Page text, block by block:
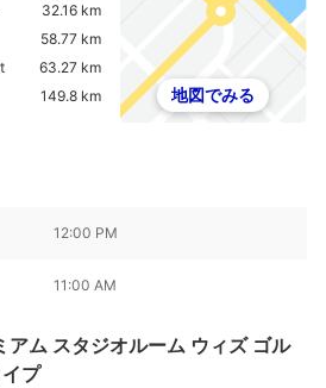
32.16 km
58.77 km
63.27 km
149.8 km
地図でみる
12:00 PM
11:00 AM
アム スタジオルーム ウィズ ゴル
プ